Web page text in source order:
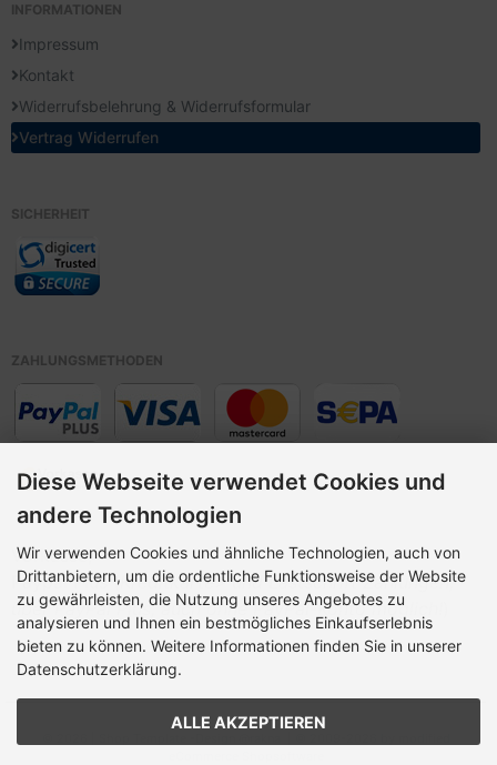
INFORMATIONEN
Impressum
Kontakt
Widerrufsbelehrung & Widerrufsformular
Vertrag Widerrufen
SICHERHEIT
ZAHLUNGSMETHODEN
Vorkasse,
Paypal Plus ( Kreditkarte> und Lastschrift Zahlungen,
über PayPal Plus, auch ohne PayPal-Konto möglich!
Diese Webseite verwendet Cookies und
andere Technologien
Wir verwenden Cookies und ähnliche Technologien, auch von
Drittanbietern, um die ordentliche Funktionsweise der Website
zu gewährleisten, die Nutzung unseres Angebotes zu
analysieren und Ihnen ein bestmögliches Einkaufserlebnis
bieten zu können. Weitere Informationen finden Sie in unserer
Datenschutzerklärung.
ALLE AKZEPTIEREN